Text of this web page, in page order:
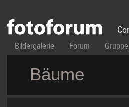
Bildergalerie Forum
Bäume